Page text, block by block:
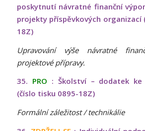
poskytnutí návratné finanční
projekty příspěvkových organizací
18Z)
Upravování výše návratné
projektové přípravy.
35. PRO : Školství – dodatek
(číslo tisku 0895-18Z)
Formální záležitost / technikálie